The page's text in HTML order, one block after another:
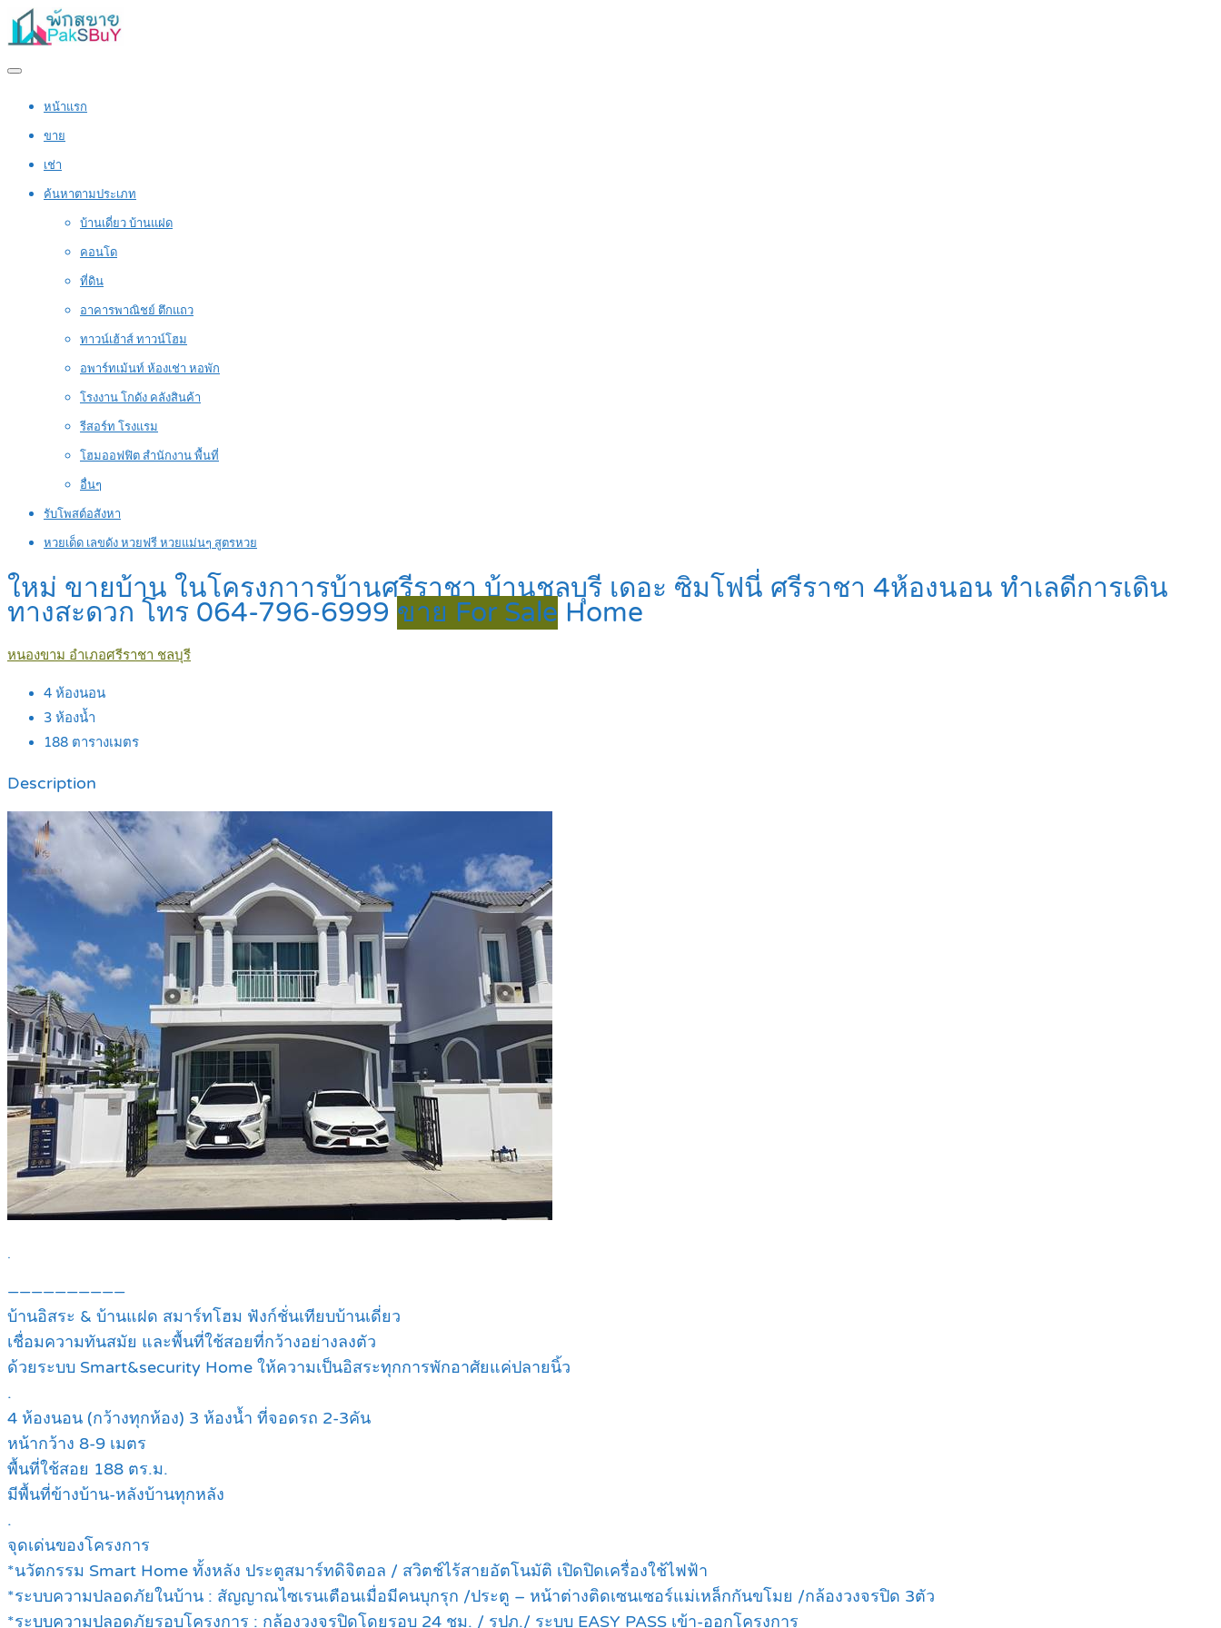
หน้าแรก
ขาย
เช่า
ค้นหาตามประเภท
บ้านเดี่ยว บ้านแฝด
คอนโด
ที่ดิน
อาคารพาณิชย์ ตึกแถว
ทาวน์เฮ้าส์ ทาวน์โฮม
อพาร์ทเม้นท์ ห้องเช่า หอพัก
โรงงาน โกดัง คลังสินค้า
รีสอร์ท โรงแรม
โฮมออฟฟิต สำนักงาน พื้นที่
อื่นๆ
รับโพสต์อสังหา
หวยเด็ด เลขดัง หวยฟรี หวยแม่นๆ สูตรหวย
ใหม่ ขายบ้าน ในโครงกาารบ้านศรีราชา บ้านชลบุรี เดอะ ซิมโฟนี่ ศรีราชา 4ห้องนอน ทำเลดีการเดิน
ทางสะดวก โทร 064-796-6999 ขาย For Sale Home
หนองขาม อำเภอศรีราชา ชลบุรี
4 ห้องนอน
3 ห้องน้ำ
188 ตารางเมตร
Description
.
——————————
บ้านอิสระ & บ้านแฝด สมาร์ทโฮม ฟังก์ชั่นเทียบบ้านเดี่ยว
เชื่อมความทันสมัย และพื้นที่ใช้สอยที่กว้างอย่างลงตัว
ด้วยระบบ Smart&security Home ให้ความเป็นอิสระทุกการพักอาศัยแค่ปลายนิ้ว
.
4 ห้องนอน (กว้างทุกห้อง) 3 ห้องน้ำ ที่จอดรถ 2-3คัน
หน้ากว้าง 8-9 เมตร
พื้นที่ใช้สอย 188 ตร.ม.
มีพื้นที่ข้างบ้าน-หลังบ้านทุกหลัง
.
จุดเด่นของโครงการ
*นวัตกรรม Smart Home ทั้งหลัง ประตูสมาร์ทดิจิตอล / สวิตช์ไร้สายอัตโนมัติ เปิดปิดเครื่องใช้ไฟฟ้า
*ระบบความปลอดภัยในบ้าน : สัญญาณไซเรนเตือนเมื่อมีคนบุกรุก /ประตู – หน้าต่างติดเซนเซอร์แม่เหล็กกันขโมย /กล้องวงจรปิด 3ตัว
*ระบบความปลอดภัยรอบโครงการ : กล้องวงจรปิดโดยรอบ 24 ชม. / รปภ./ ระบบ EASY PASS เข้า-ออกโครงการ